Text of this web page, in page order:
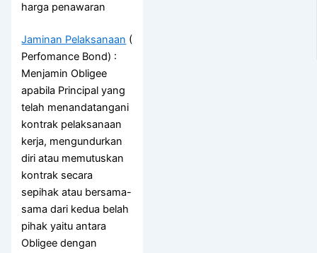
harga penawaran
Jaminan Pelaksanaan (
Perfomance Bond) :
Menjamin Obligee
apabila Principal yang
telah menandatangani
kontrak pelaksanaan
kerja, mengundurkan
diri atau memutuskan
kontrak secara
sepihak atau bersama-
sama dari kedua belah
pihak yaitu antara
Obligee dengan